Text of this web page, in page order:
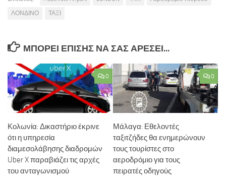
ΛΟΝΔΙΝΟ
ΤΑΞΙ
ΜΠΟΡΕΊ ΕΠΊΣΗΣ ΝΑ ΣΑΣ ΑΡΈΣΕΙ...
0
Κολωνία: Δικαστήριο έκρινε
ότι η υπηρεσία
διαμεσολάβησης διαδρομών
Uber X παραβιάζει τις αρχές
του ανταγωνισμού
0
Μάλαγα: Εθελοντές
ταξιτζήδες θα ενημερώνουν
τους τουρίστες στο
αεροδρόμιο για τους
πειρατές οδηγούς